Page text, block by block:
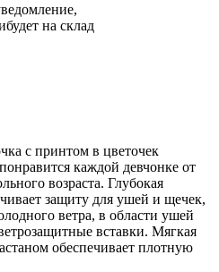
на склад
с принтом в цветочек
каждой девчонке от
возраста. Глубокая
защиту для ушей и щечек,
ветра, в области ушей
вставки. Мягкая
обеспечивает плотную